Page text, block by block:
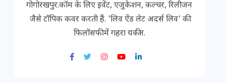
गोगोरखपुर.कॉम के लिए इवेंट, एजुकेशन, कल्चर, रिलीजन
जैसे टॉपिक कवर करती हैं. 'लिव ऐंड लेट अदर्स लिव' की
फिलॉसफी में गहरा यकीन.